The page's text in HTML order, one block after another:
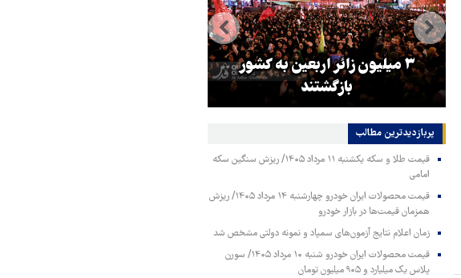
۳ میلیون زائر اربعین به کشور
بازگشتند
پربازدیدترین‌ مطالب
قیمت طلا و سکه یکشنبه ۱۱ مرداد ۱۴۰۵/ ریزش سنگین سکه
امامی
قیمت محصولات ایران خودرو چهارشنبه ۱۴ مرداد ۱۴۰۵/ ریزش
همزمان قیمت‌ها در بازار خودرو
زمان اعلام نتایج آزمون‌های سمپاد و نمونه دولتی مشخص شد
قیمت محصولات ایران خودرو شنبه ۱۰ مرداد ۱۴۰۵/ سورن
پلاس یک میلیارد و ۹۰۵ میلیون تومان